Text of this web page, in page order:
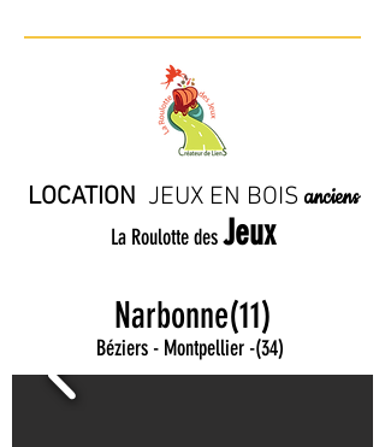
LOCATION JEUX EN BOIS anciens
La Roulotte des Jeux
Narbonne(11)
Béziers - Montpellier -(34)